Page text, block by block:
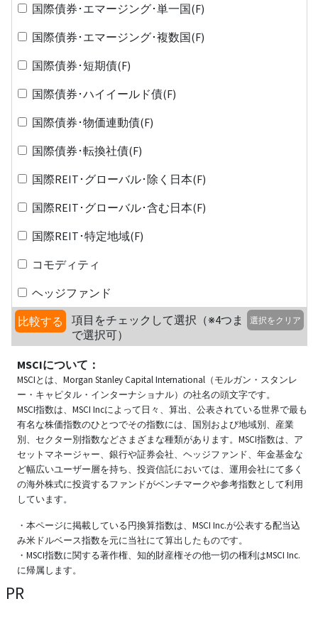
国際債券･エマージング･単一国(F)
国際債券･エマージング･複数国(F)
国際債券･短期債(F)
国際債券･ハイイールド債(F)
国際債券･物価連動債(F)
国際債券･転換社債(F)
国際REIT･グローバル･除く日本(F)
国際REIT･グローバル･含む日本(F)
国際REIT･特定地域(F)
コモディティ
ヘッジファンド
比較する
項目をチェックして選択（※4つま
で選択可）
選択をクリア
MSCIについて：
MSCIとは、Morgan Stanley Capital International（モルガン・スタンレ
ー・キャピタル・インターナショナル）の社名の頭文字です。
MSCI指数は、MSCI Incによって日々、算出、公表されている世界で最も
有名な株価指数のひとつでその指数には、国別および地域別、産業
別、セクター別指数などさまざまな種類があります。MSCI指数は、ア
セットマネージャー、銀行や証券会社、ヘッジファンド、年金基金な
ど幅広いユーザー層を持ち、投資信託においては、運用会社にて多く
の海外株式に投資するファンドがベンチマークや参考指数として利用
しています。
・本ページに掲載している円換算指数は、MSCI Inc.が公表する配当込
み米ドルベース指数を元に当社にて算出したものです。
・MSCI指数に関する著作権、知的財産権その他一切の権利はMSCI Inc.
に帰属します。
PR